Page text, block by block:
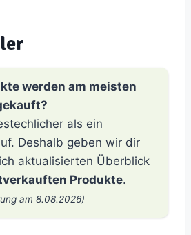
werden am meisten
als ein
Deshalb geben wir dir
aktualisierten Überblick
Produkte.
am 8.08.2026)